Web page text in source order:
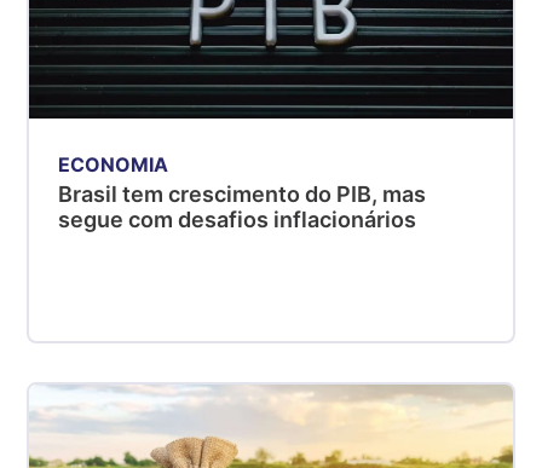
ECONOMIA
Brasil tem crescimento do PIB, mas
segue com desafios inflacionários